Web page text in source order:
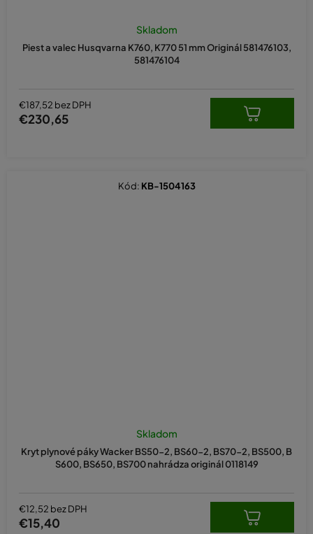
Piest a valec Husqvarna K760, K770 51 mm Originál 581476103,
581476104
Skladom
€187,52 bez DPH
€230,65
Kryt plynové páky Wacker BS50-2, BS60-2, BS70-2, BS500, B
S600, BS650, BS700 nahrádza originál 0118149
Skladom
€12,52 bez DPH
€15,40
Kód: KB-1504163